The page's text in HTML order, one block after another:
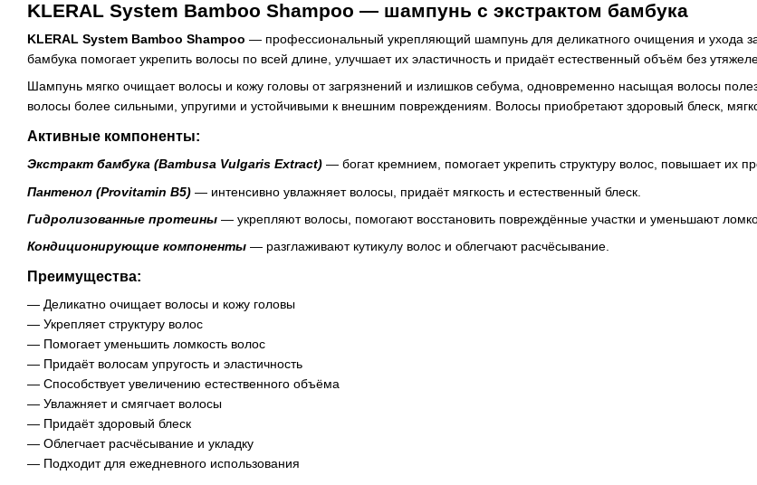
KLERAL System Bamboo Shampoo — шампунь с экстрактом бамбука
KLERAL System Bamboo Shampoo — профессиональный укрепляющий шампунь для деликатного очищения и ухода
бамбука помогает укрепить волосы по всей длине, улучшает их эластичность и придаёт естественный объём без
Шампунь мягко очищает волосы и кожу головы от загрязнений и излишков себума, одновременно насыщая волосы
волосы более сильными, упругими и устойчивыми к внешним повреждениям. Волосы приобретают здоровый блеск,
Активные компоненты:
Экстракт бамбука (Bambusa Vulgaris Extract) — богат кремнием, помогает укрепить структуру волос, повышает их
Пантенол (Provitamin B5) — интенсивно увлажняет волосы, придаёт мягкость и естественный блеск.
Гидролизованные протеины — укрепляют волосы, помогают восстановить повреждённые участки и уменьшают
Кондиционирующие компоненты — разглаживают кутикулу волос и облегчают расчёсывание.
Преимущества:
— Деликатно очищает волосы и кожу головы
— Укрепляет структуру волос
— Помогает уменьшить ломкость волос
— Придаёт волосам упругость и эластичность
— Способствует увеличению естественного объёма
— Увлажняет и смягчает волосы
— Придаёт здоровый блеск
— Облегчает расчёсывание и укладку
— Подходит для ежедневного использования